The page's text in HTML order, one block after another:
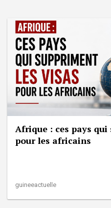
Afrique : ces pays
pour les africains
guineeactuelle